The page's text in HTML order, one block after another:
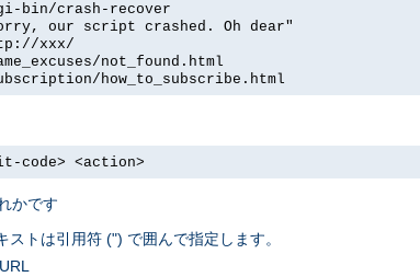
bin/crash-recover
our script crashed. Oh dear"
xxx/
not_found.html
how_to_subscribe.html
code> <action>
かです
ストは引用符 (") で囲んで指定します。